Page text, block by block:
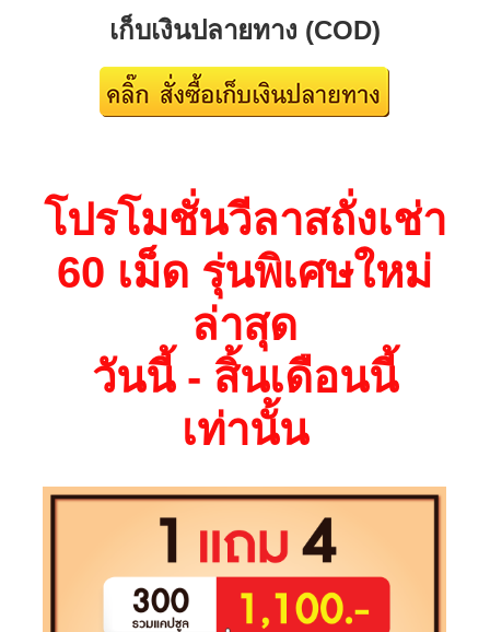
เก็บเงินปลายทาง (COD)
โปรโมชั่นวีลาสถั่งเช่า
60 เม็ด รุ่นพิเศษใหม่
ล่าสุด
วันนี้ - สิ้นเดือนนี้
เท่านั้น